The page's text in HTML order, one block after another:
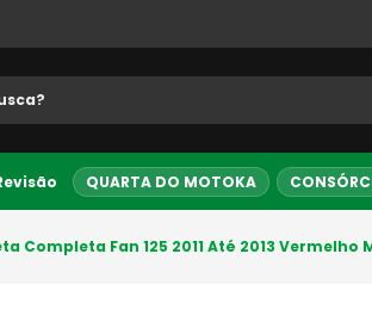
QUARTA DO MOTOKA
5% OFF no PIX
Completa Fan 125 2011 Até 2013 Vermelho